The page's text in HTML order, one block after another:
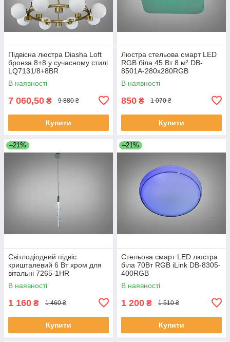
Підвісна люстра Diasha Loft
бронза 8+8 у сучасному стилі
LQ7131/8+8BR
В наявності
7 060,50 ₴ 9 880 ₴
Купити
Люстра стельова смарт LED
RGB біла 45 Вт 8 м² DB-
8501A-280x280RGB
В наявності
850 ₴ 1 070 ₴
Купити
–21%
Світлодіодний підвіс
кришталевий 6 Вт хром для
вітальні 7265-1HR
В наявності
1 160 ₴ 1 460 ₴
Купити
–21%
Стельова смарт LED люстра
біла 70Вт RGB iLink DB-8305-
400RGB
В наявності
1 200 ₴ 1 510 ₴
Купити